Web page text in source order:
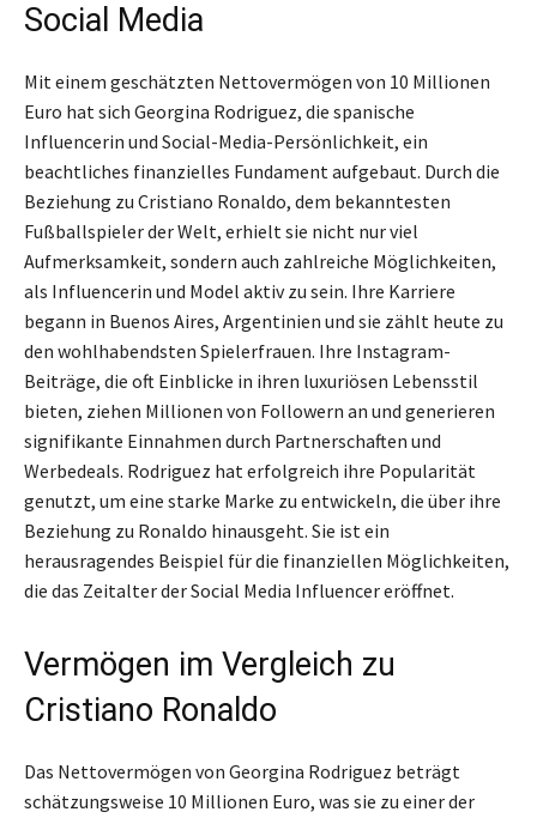
Social Media
Mit einem geschätzten Nettovermögen von 10 Millionen
Euro hat sich Georgina Rodriguez, die spanische
Influencerin und Social-Media-Persönlichkeit, ein
beachtliches finanzielles Fundament aufgebaut. Durch die
Beziehung zu Cristiano Ronaldo, dem bekanntesten
Fußballspieler der Welt, erhielt sie nicht nur viel
Aufmerksamkeit, sondern auch zahlreiche Möglichkeiten,
als Influencerin und Model aktiv zu sein. Ihre Karriere
begann in Buenos Aires, Argentinien und sie zählt heute zu
den wohlhabendsten Spielerfrauen. Ihre Instagram-
Beiträge, die oft Einblicke in ihren luxuriösen Lebensstil
bieten, ziehen Millionen von Followern an und generieren
signifikante Einnahmen durch Partnerschaften und
Werbedeals. Rodriguez hat erfolgreich ihre Popularität
genutzt, um eine starke Marke zu entwickeln, die über ihre
Beziehung zu Ronaldo hinausgeht. Sie ist ein
herausragendes Beispiel für die finanziellen Möglichkeiten,
die das Zeitalter der Social Media Influencer eröffnet.
Vermögen im Vergleich zu
Cristiano Ronaldo
Das Nettovermögen von Georgina Rodriguez beträgt
schätzungsweise 10 Millionen Euro, was sie zu einer der